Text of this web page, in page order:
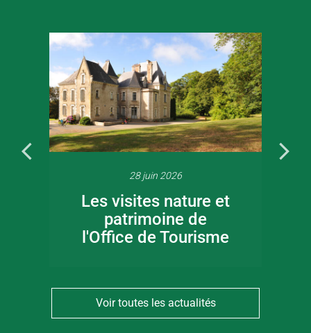
28 juin 2026
Les visites nature et
patrimoine de
l'Office de Tourisme
Voir toutes les actualités